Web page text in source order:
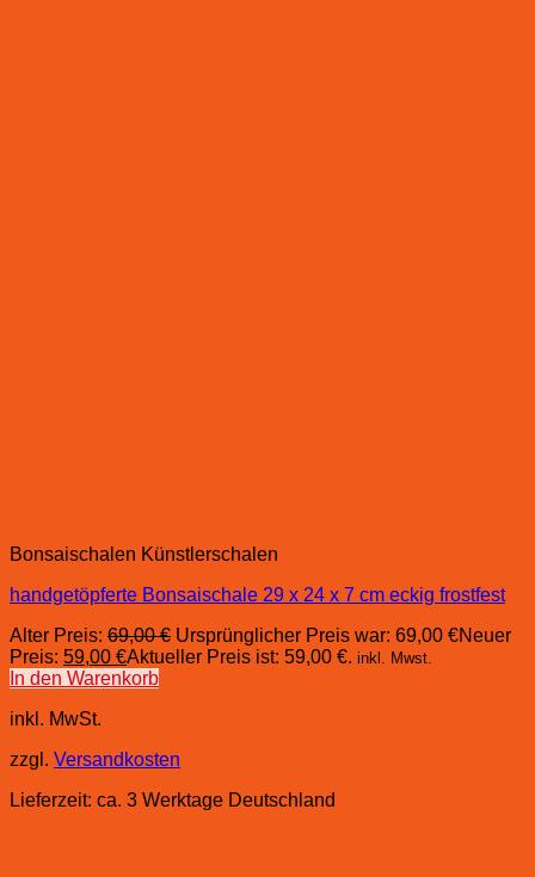
Bonsaischalen Künstlerschalen
handgetöpferte Bonsaischale 29 x 24 x 7 cm eckig frostfest
Alter Preis: 69,00€ Ursprünglicher Preis war: 69,00 €Neuer
Preis: 59,00 €Aktueller Preis ist: 59,00 €. inkl. Mwst.
In den Warenkorb
inkl. MwSt.
zzgl. Versandkosten
Lieferzeit: ca. 3 Werktage Deutschland